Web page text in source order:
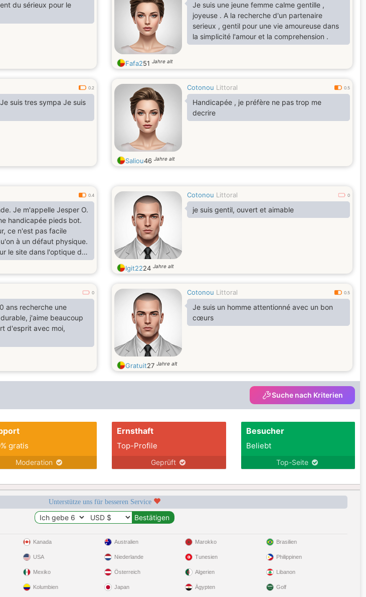
du sérieux pour le
Je suis une jeune femme calme gentille ,
joyeuse . A la recherche d'un partenaire
serieux , gentil pour une vie amoureuse dans
la simplicité l'amour et la comprehension .
Fafa251 Jahre alt
0.2 Cotonou Littoral 0.5
Handicapée , je préfère ne pas trop me
decrire
Saliou46 Jahre alt
0.4
Je m'appelle Jesper O.
handicapée pieds bot.
ce n'est pas facile
à un défaut physique.
le site dans l'optique de
une une
le strict minimum en
Cotonou Littoral 0
je suis gentil, ouvert et aimable
Igit2224 Jahre alt
0
ans recherche une
j'aime beaucoup
d'esprit avec moi,
Cotonou Littoral 0.5
Je suis un homme attentionné avec un bon
cœurs
Gratuit27 Jahre alt
Suche nach Kriterien
gratis
Moderation
Ernsthaft
Top-Profile
Geprüft
Besucher
Beliebt
Top-Seite
Unterstütze uns für besseren Service
Kanada
USA
Mexiko
Kolumbien
Australien
Niederlande
Österreich
Japan
Marokko
Tunesien
Algerien
Ägypten
Brasilien
Philippinen
Libanon
Golf